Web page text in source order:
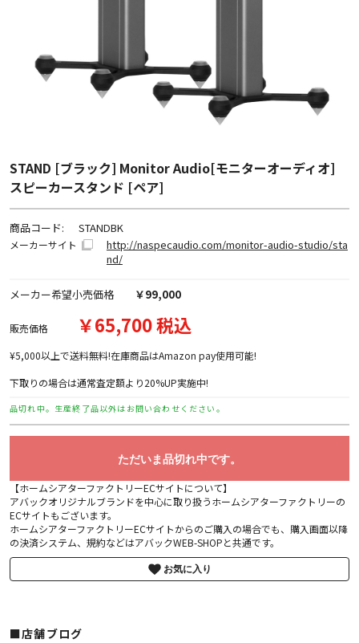
STAND [ブラック] Monitor Audio[モニターオーディオ]
スピーカースタンド [ペア]
商品コード: STANDBK
メーカーサイト
http://naspecaudio.com/monitor-audio-studio/sta
nd/
メーカー希望小売価格 ￥99,000
販売価格 ￥65,700 税込
¥5,000以上で送料無料!在庫商品はAmazon pay使用可能!
下取りの場合は通常査定額より20%UP実施中!
品切れ中。生産終了品以外はお問い合わせください。
ただいま品切れ中です。
【ホームシアターファクトリーECサイトについて】
アバックオリジナルブランドを中心に取り扱うホームシアターファクトリーの
ECサイトもございます。
ホームシアターファクトリーECサイトからのご購入の場合でも、購入画面以降
の決済システム、規約などはアバックWEB-SHOPと共通です。
お気に入り
■店舗ブログ